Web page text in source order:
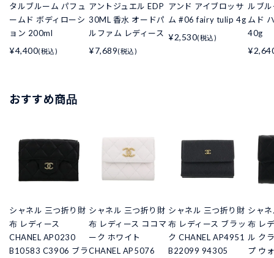
タルブルーム パフュ
ームド ボディローシ
ョン 200ml
¥4,400(税込)
アントジュエル EDP
30ML 香水 オードパ
ルファム レディース
¥7,689(税込)
アンド アイブロッサ
ム #06 fairy tulip 4g
¥2,530(税込)
ルブ
ムド
40g
おすすめ商品
シャネル 三つ折り財
布 レディース
CHANEL AP0230
B10583 C3906 ブラ
シャネル 三つ折り財
布 レディース ココマ
ーク ホワイト
CHANEL AP5076
シャネル 三つ折り財
布 レディース ブラッ
ク CHANEL AP4951
B22099 94305
シャ
布 レ
ル ク
プ ウ